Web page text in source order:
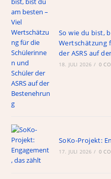
So wie du bist,
Wertschätzung
der ASRS auf
18. JULI 2026 / 0
SoKo-Projekt:
17. JULI 2026 / 0